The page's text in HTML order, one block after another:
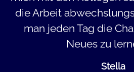
die Arbeit
man jeden Tag die
Neues zu
Stella